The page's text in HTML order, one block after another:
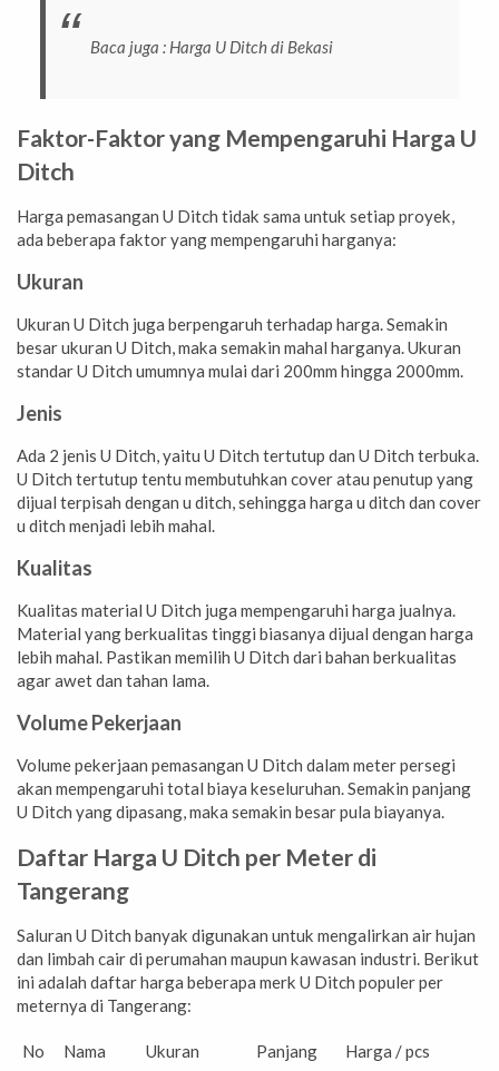
Baca juga : Harga U Ditch di Bekasi
Faktor-Faktor yang Mempengaruhi Harga U
Ditch
Harga pemasangan U Ditch tidak sama untuk setiap proyek,
ada beberapa faktor yang mempengaruhi harganya:
Ukuran
Ukuran U Ditch juga berpengaruh terhadap harga. Semakin
besar ukuran U Ditch, maka semakin mahal harganya. Ukuran
standar U Ditch umumnya mulai dari 200mm hingga 2000mm.
Jenis
Ada 2 jenis U Ditch, yaitu U Ditch tertutup dan U Ditch terbuka.
U Ditch tertutup tentu membutuhkan cover atau penutup yang
dijual terpisah dengan u ditch, sehingga harga u ditch dan cover
u ditch menjadi lebih mahal.
Kualitas
Kualitas material U Ditch juga mempengaruhi harga jualnya.
Material yang berkualitas tinggi biasanya dijual dengan harga
lebih mahal. Pastikan memilih U Ditch dari bahan berkualitas
agar awet dan tahan lama.
Volume Pekerjaan
Volume pekerjaan pemasangan U Ditch dalam meter persegi
akan mempengaruhi total biaya keseluruhan. Semakin panjang
U Ditch yang dipasang, maka semakin besar pula biayanya.
Daftar Harga U Ditch per Meter di
Tangerang
Saluran U Ditch banyak digunakan untuk mengalirkan air hujan
dan limbah cair di perumahan maupun kawasan industri. Berikut
ini adalah daftar harga beberapa merk U Ditch populer per
meternya di Tangerang:
No Nama Ukuran Panjang
Harga / pcs